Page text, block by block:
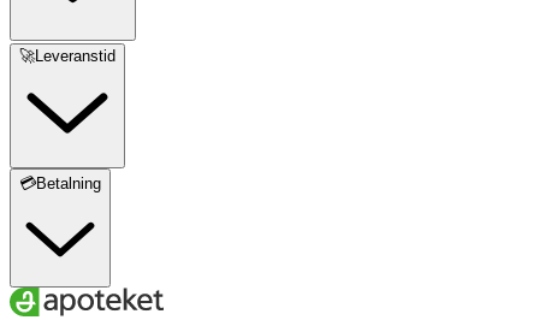
🚀Leveranstid
💳Betalning